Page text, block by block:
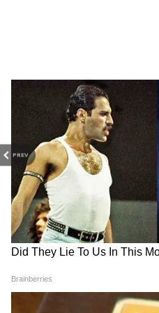
PREV
DOWNLOAD APP